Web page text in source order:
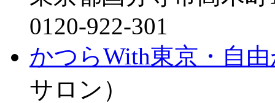
0120-922-301
かつらWith東京・自
サロン）